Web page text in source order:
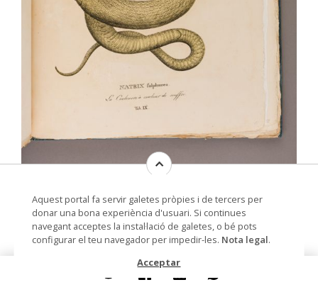
CC BY - Museu de Ciències Naturals de Barcelona
où Histoire naturelle des espèces
nouvelles de serpens
Llibre antic
Aquest portal fa servir galetes pròpies i de tercers per
donar una bona experiència d'usuari. Si continues
navegant acceptes la instal·lació de galetes, o bé pots
configurar el teu navegador per impedir-les. Nota legal.
Acceptar